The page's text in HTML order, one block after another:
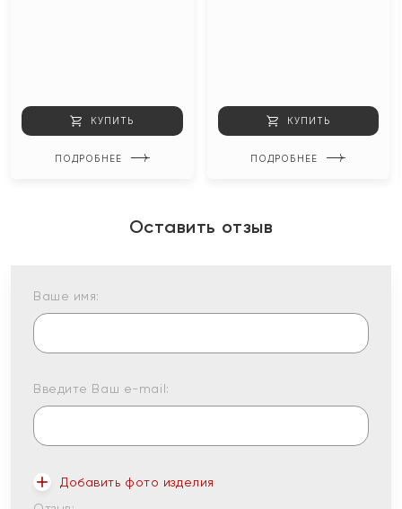
КУПИТЬ
ПОДРОБНЕЕ
КУПИТЬ
ПОДРОБНЕЕ
Оставить отзыв
Ваше имя:
Введите Ваш e-mail:
Добавить фото изделия